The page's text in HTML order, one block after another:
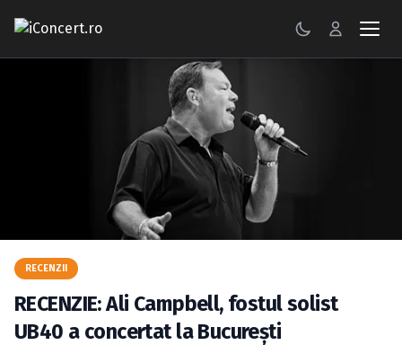
RECENZII
BILETE
RECENZII
RECENZIE: Ali Campbell, fostul solist
UB40 a concertat la Bucureşti